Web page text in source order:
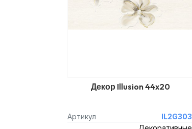
Декор Illusion 44x20
Артикул
IL2G303